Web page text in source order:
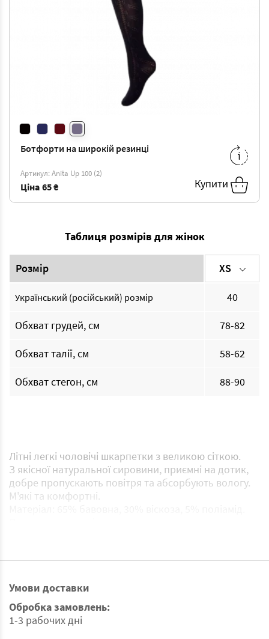
Ботфорти на широкій резинці
Артикул: Anita Up 100 (2)
Ціна 65 ₴ Купити
23-25 65 ₴
Таблиця розмірів для жінок
Розмір XS
Український (російський) розмір 40
Обхват грудей, см 78-82
Обхват талії, см 58-62
Обхват стегон, см 88-90
Літні легкі чоловічі шкарпетки з великою сіткою.
З якісної натуральної сировини, приємні на дотик,
добре пропускають повітря та абсорбують вологу.
М'які та комфортні.
Умови доставки
Обробка замовлень:
1-3 рабочих дні